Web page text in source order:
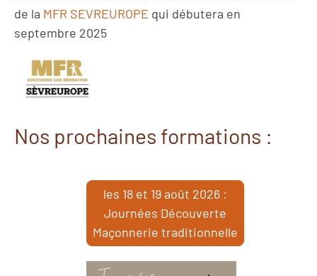
de la MFR SEVREUROPE qui débutera en
septembre 2025
Nos prochaines formations :
les 18 et 19 août 2026 :
Journées Découverte
Maçonnerie traditionnelle